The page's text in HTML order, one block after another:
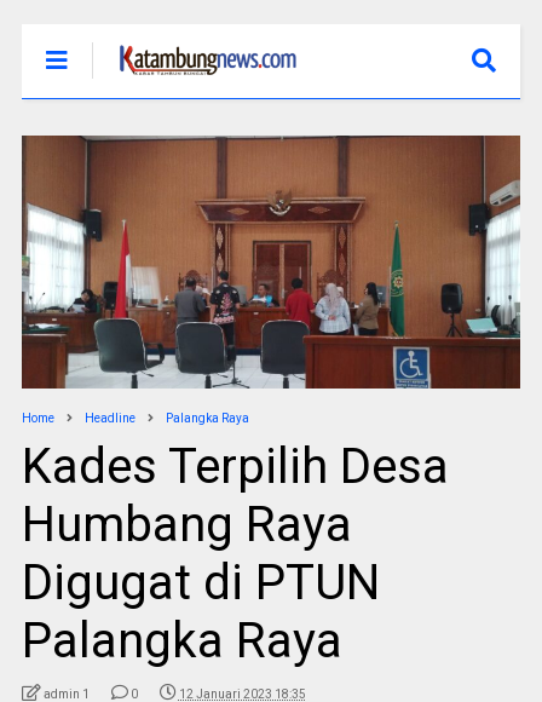
Home Headline Palangka Raya
Kades Terpilih Desa
Humbang Raya
Digugat di PTUN
Palangka Raya
admin 1 0 12 Januari 2023 18:35